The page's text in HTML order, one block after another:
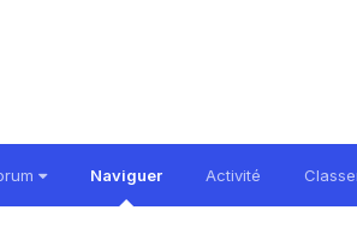
Naviguer Activité